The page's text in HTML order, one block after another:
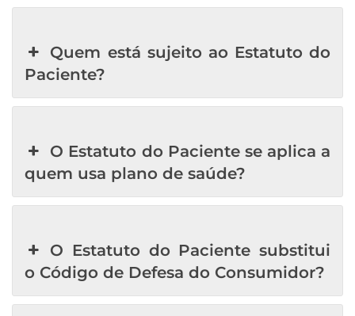
Quem está sujeito ao Estatuto do
Paciente?
O Estatuto do Paciente se aplica a
quem usa plano de saúde?
O Estatuto do Paciente substitui
o Código de Defesa do Consumidor?